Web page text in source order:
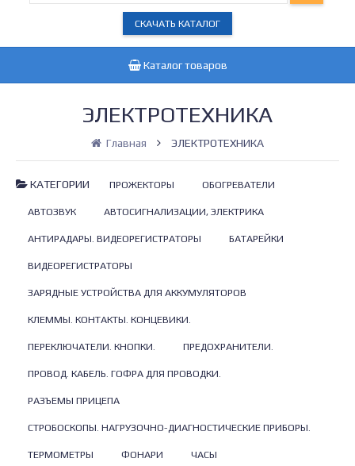
СКАЧАТЬ КАТАЛОГ
Каталог товаров
ЭЛЕКТРОТЕХНИКА
Главная ЭЛЕКТРОТЕХНИКА
КАТЕГОРИИ ПРОЖЕКТОРЫ ОБОГРЕВАТЕЛИ
АВТОЗВУК АВТОСИГНАЛИЗАЦИИ, ЭЛЕКТРИКА
АНТИРАДАРЫ. ВИДЕОРЕГИСТРАТОРЫ БАТАРЕЙКИ
ВИДЕОРЕГИСТРАТОРЫ
ЗАРЯДНЫЕ УСТРОЙСТВА ДЛЯ АККУМУЛЯТОРОВ
КЛЕММЫ. КОНТАКТЫ. КОНЦЕВИКИ.
ПЕРЕКЛЮЧАТЕЛИ. КНОПКИ. ПРЕДОХРАНИТЕЛИ.
ПРОВОД. КАБЕЛЬ. ГОФРА ДЛЯ ПРОВОДКИ.
РАЗЪЕМЫ ПРИЦЕПА
СТРОБОСКОПЫ. НАГРУЗОЧНО-ДИАГНОСТИЧЕСКИЕ ПРИБОРЫ.
ТЕРМОМЕТРЫ ФОНАРИ ЧАСЫ